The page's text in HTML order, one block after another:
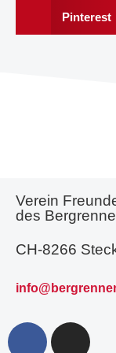
Pinterest
Verein
des
CH-8266